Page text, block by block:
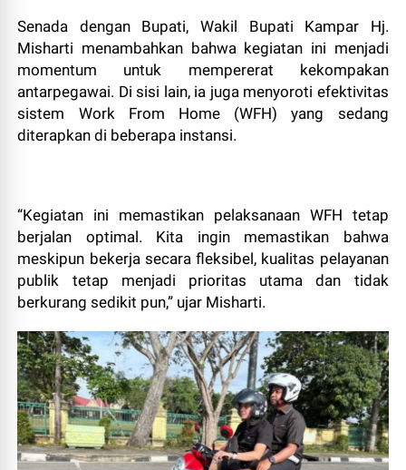
Senada dengan Bupati, Wakil Bupati Kampar Hj.
Misharti menambahkan bahwa kegiatan ini menjadi
momentum untuk mempererat kekompakan
antarpegawai. Di sisi lain, ia juga menyoroti efektivitas
sistem Work From Home (WFH) yang sedang
diterapkan di beberapa instansi.
“Kegiatan ini memastikan pelaksanaan WFH tetap
berjalan optimal. Kita ingin memastikan bahwa
meskipun bekerja secara fleksibel, kualitas pelayanan
publik tetap menjadi prioritas utama dan tidak
berkurang sedikit pun,” ujar Misharti.